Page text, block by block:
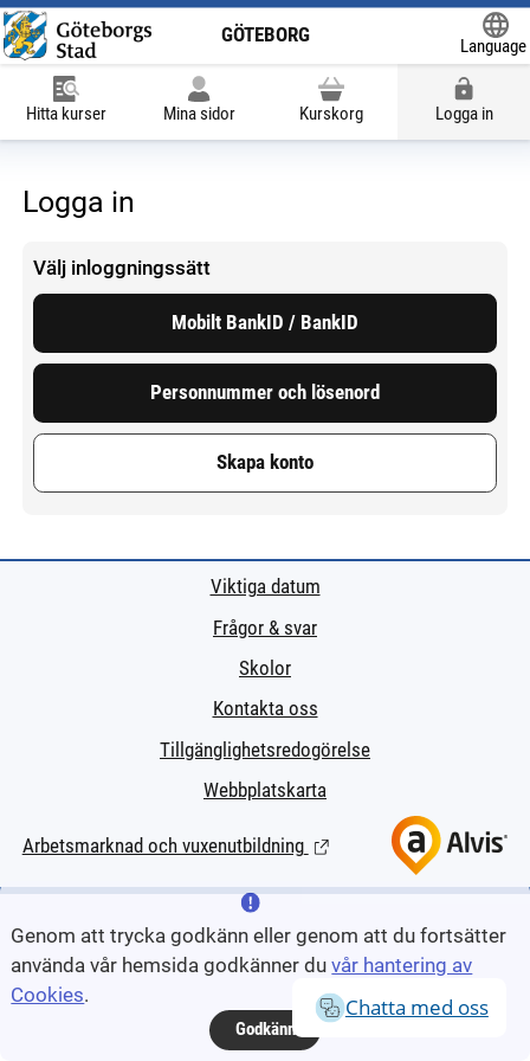
GÖTEBORG
Language
Hitta kurser Mina sidor Kurskorg Logga in
Chatta med oss
Logga in
Välj inloggningssätt
Mobilt BankID / BankID
Personnummer och lösenord
Skapa konto
Viktiga datum
Frågor & svar
Skolor
Kontakta oss
Tillgänglighetsredogörelse
Webbplatskarta
Arbetsmarknad och vuxenutbildning (Länk till extern sida.)
Genom att trycka godkänn eller genom att du fortsätter
använda vår hemsida godkänner duvår hantering av
Cookies.
Godkänn